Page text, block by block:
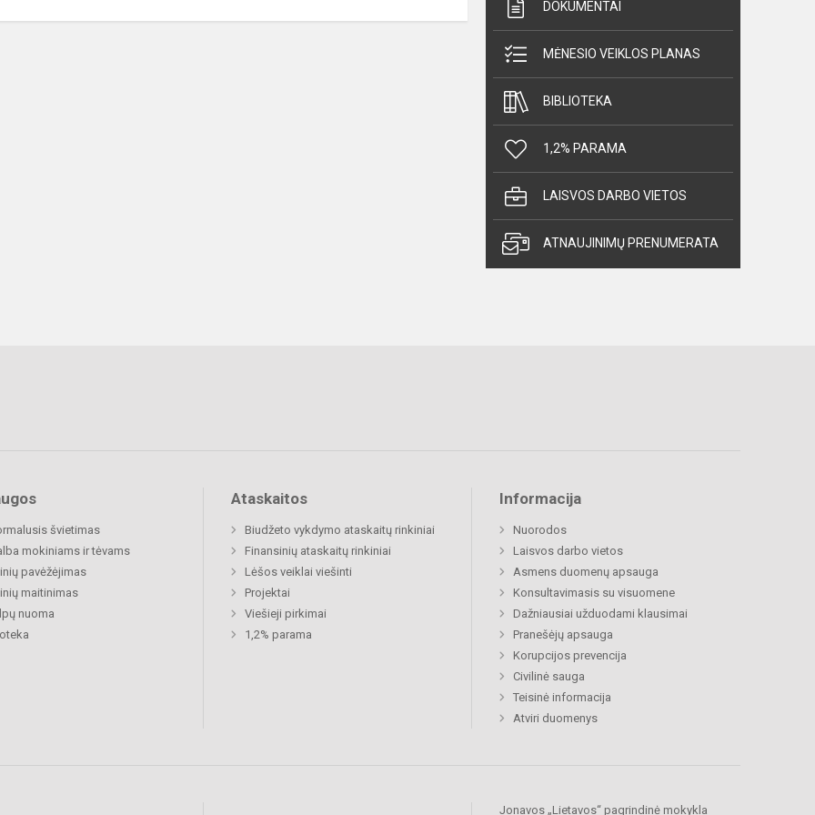
DOKUMENTAI
MĖNESIO VEIKLOS PLANAS
BIBLIOTEKA
1,2% PARAMA
LAISVOS DARBO VIETOS
ATNAUJINIMŲ PRENUMERATA
švietimas
mokiniams ir tėvams
pavėžėjimas
maitinimas
nuoma
Ataskaitos
Biudžeto vykdymo ataskaitų rinkiniai
Finansinių ataskaitų rinkiniai
Lėšos veiklai viešinti
Projektai
Viešieji pirkimai
1,2% parama
Informacija
Nuorodos
Laisvos darbo vietos
Asmens duomenų apsauga
Konsultavimasis su visuomene
Dažniausiai užduodami klausimai
Pranešėjų apsauga
Korupcijos prevencija
Civilinė sauga
Teisinė informacija
Atviri duomenys
Jonavos „Lietavos“ pagrindinė mokykla